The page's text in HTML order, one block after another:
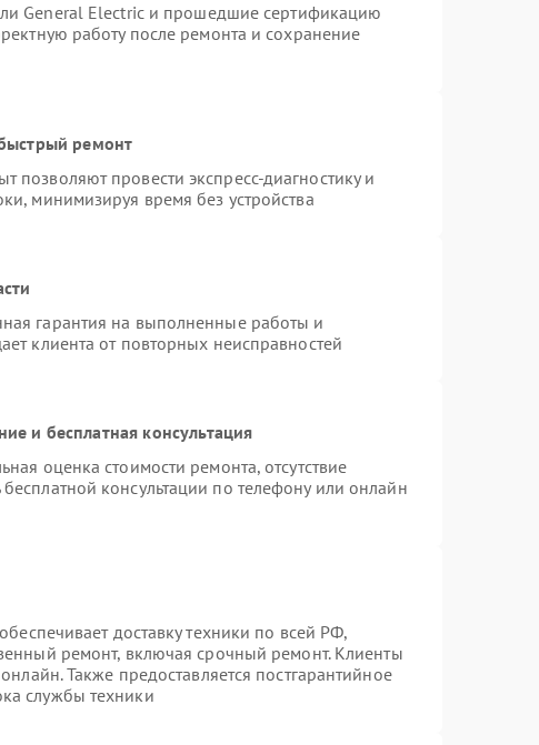
General Electric и прошедшие сертификацию
работу после ремонта и сохранение
ремонт
позволяют провести экспресс-диагностику и
минимизируя время без устройства
гарантия на выполненные работы и
клиента от повторных неисправностей
и бесплатная консультация
оценка стоимости ремонта, отсутствие
консультации по телефону или онлайн
доставку техники по всей РФ,
ремонт, включая срочный ремонт. Клиенты
Также предоставляется постгарантийное
службы техники